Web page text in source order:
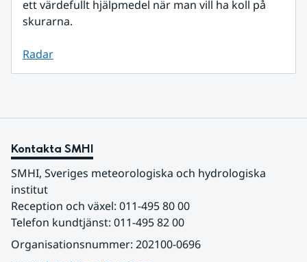
ett värdefullt hjälpmedel när man vill ha koll på
skurarna.
Radar
Kontakta SMHI
SMHI, Sveriges meteorologiska och hydrologiska
institut
Reception och växel: 011-495 80 00
Telefon kundtjänst: 011-495 82 00
Organisationsnummer: 202100-0696